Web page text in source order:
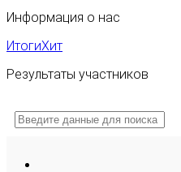
Информация о нас
ИтогиХит
Результаты участников